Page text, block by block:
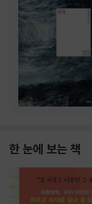
한 눈에 보는 책